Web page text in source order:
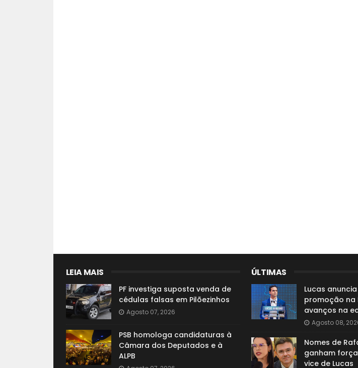
LEIA MAIS
PF investiga suposta venda de
cédulas falsas em Pilõezinhos
Agosto 07, 2026
PSB homologa candidaturas à
Câmara dos Deputados e à
ALPB
ÚLTIMAS
Lucas
promoção na
avanços na
Agosto 08,
Nomes de
ganham
vice de Lucas